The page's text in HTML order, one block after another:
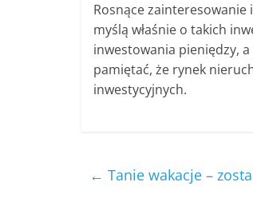
Rosnące zainteresowanie
myślą właśnie o takich
inwestowania pieniędzy,
pamiętać, że rynek
inwestycyjnych.
← Tanie wakacje –